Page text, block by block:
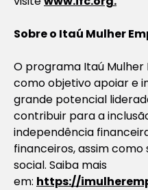
Sobre o Itaú Mulher
O programa Itaú
como objetivo apoiar e
grande potencial
contribuir para a
independência
financeiros, assim
social. Saiba mais
em: https://